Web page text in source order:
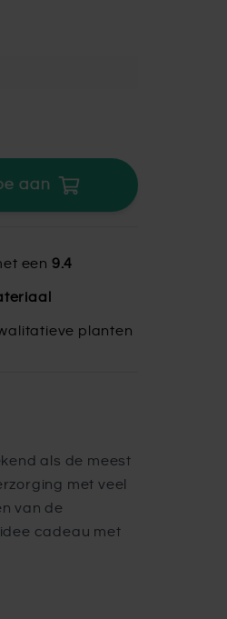
aan
een 9.4
planten
als de meest
met veel
van de
cadeau met